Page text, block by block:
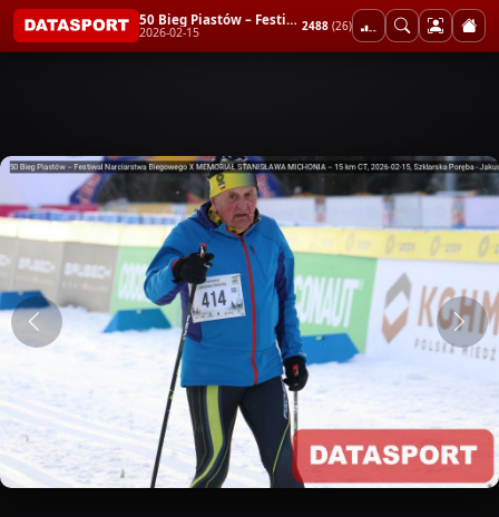
50 Bieg Piastów – Festiwal Narciarstwa Biegowego X MEMORIAŁ STANISŁAWA MICHONIA – 15 km CT
2026-02-15 2488 (26)